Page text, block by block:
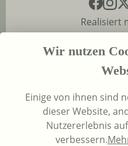
Realisiert
Wir nutzen
Einige von ihnen sind
dieser Website,
Nutzererlebnis
verbessern.